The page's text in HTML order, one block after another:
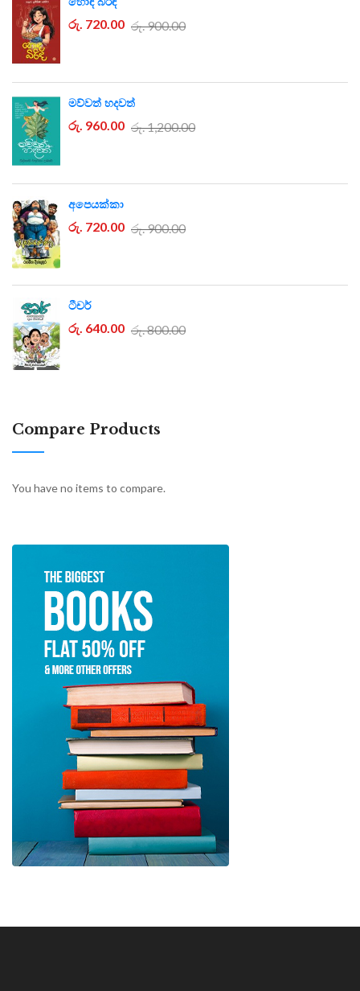
රු. 720.00 රු. 900.00
මව්වත් හදවත්
රු. 960.00 රු. 1,200.00
අපෙයක්කා
රු. 720.00 රු. 900.00
ටීචර්
රු. 640.00 රු. 800.00
Compare Products
You have no items to compare.